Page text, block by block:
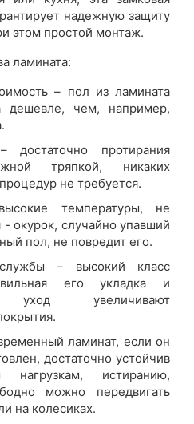
надежную защиту
этом простой монтаж.
ламината:
– пол из ламината
дешевле, чем, например,
достаточно протирания
тряпкой, никаких
не требуется.
температуры, не
- окурок, случайно упавший
пол, не повредит его.
– высокий класс
его укладка и
уход увеличивают
ламинат, если он
достаточно устойчив
нагрузкам, истиранию,
можно передвигать
на колесиках.